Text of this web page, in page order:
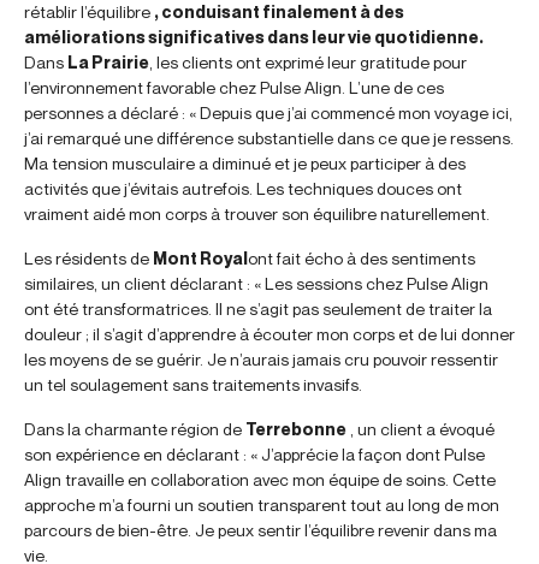
rétablir l’équilibre , conduisant finalement à des
améliorations significatives dans leur vie quotidienne.
Dans La Prairie , les clients ont exprimé leur gratitude pour
l’environnement favorable chez Pulse Align. L’une de ces
personnes a déclaré : « Depuis que j’ai commencé mon voyage ici,
j’ai remarqué une différence substantielle dans ce que je ressens.
Ma tension musculaire a diminué et je peux participer à des
activités que j’évitais autrefois. Les techniques douces ont
vraiment aidé mon corps à trouver son équilibre naturellement.
Les résidents de Mont Royalont fait écho à des sentiments
similaires, un client déclarant : « Les sessions chez Pulse Align
ont été transformatrices. Il ne s’agit pas seulement de traiter la
douleur ; il s’agit d’apprendre à écouter mon corps et de lui donner
les moyens de se guérir. Je n’aurais jamais cru pouvoir ressentir
un tel soulagement sans traitements invasifs.
Dans la charmante région de Terrebonne , un client a évoqué
son expérience en déclarant : « J’apprécie la façon dont Pulse
Align travaille en collaboration avec mon équipe de soins. Cette
approche m’a fourni un soutien transparent tout au long de mon
parcours de bien-être. Je peux sentir l’équilibre revenir dans ma
vie.